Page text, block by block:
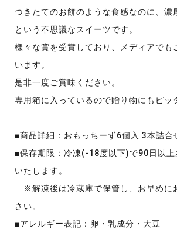
つきたてのお餅のような食感なのに、濃
という不思議なスイーツです。
様々な賞を受賞しており、メディアでも
います。
是非一度ご賞味ください。
専用箱に入っているので贈り物にもピッ
■商品詳細：おもっちーず6個入 3本詰合
■保存期限：冷凍(-18度以下)で90日以上
いたします。
※解凍後は冷蔵庫で保管し、お早めに
さい。
■アレルギー表記：卵・乳成分・大豆